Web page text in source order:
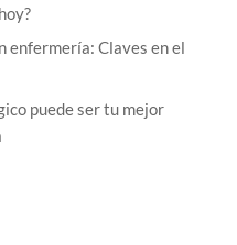
enfermería: Claves en el
puede ser tu mejor